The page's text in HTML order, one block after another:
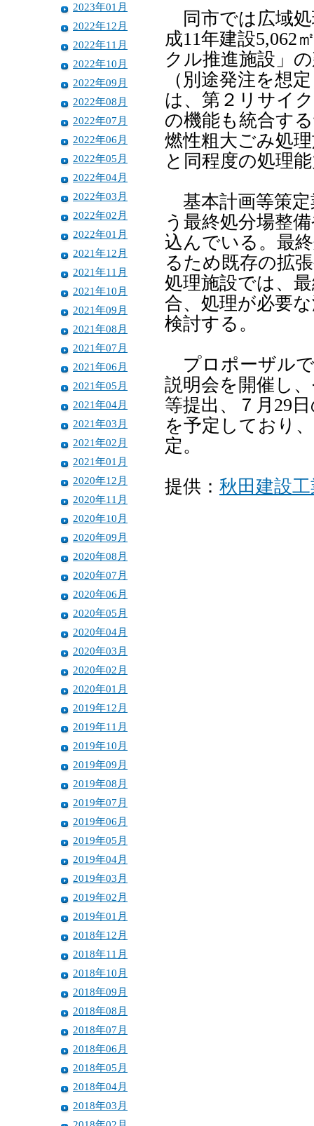
2023年01月
2022年12月
2022年11月
2022年10月
2022年09月
2022年08月
2022年07月
2022年06月
2022年05月
2022年04月
2022年03月
2022年02月
2022年01月
2021年12月
2021年11月
2021年10月
2021年09月
2021年08月
2021年07月
2021年06月
2021年05月
2021年04月
2021年03月
2021年02月
2021年01月
2020年12月
2020年11月
2020年10月
2020年09月
2020年08月
2020年07月
2020年06月
2020年05月
2020年04月
2020年03月
2020年02月
2020年01月
2019年12月
2019年11月
2019年10月
2019年09月
2019年08月
2019年07月
2019年06月
2019年05月
2019年04月
2019年03月
2019年02月
2019年01月
2018年12月
2018年11月
2018年10月
2018年09月
2018年08月
2018年07月
2018年06月
2018年05月
2018年04月
2018年03月
同市では広域
成11年建設5,062
クル推進施設」
（別途発注を想
は、第２リサイ
の機能も統合す
燃性粗大ごみ処
と同程度の処理
基本計画等策定
う最終処分場整
込んでいる。最
るため既存の拡
処理施設では、
合、処理が必要
検討する。
プロポーザルで
説明会を開催し
等提出、７月29
を予定しており
定。
提供： 秋田建設